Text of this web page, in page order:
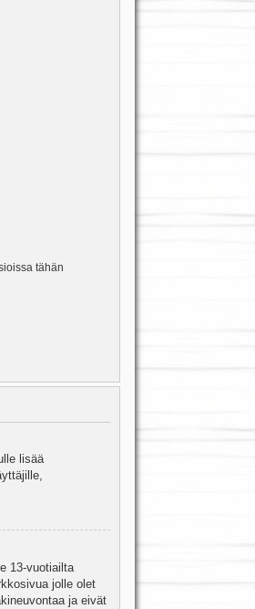
tähän
lisää
13-vuotiailta
jolle olet
ja eivät